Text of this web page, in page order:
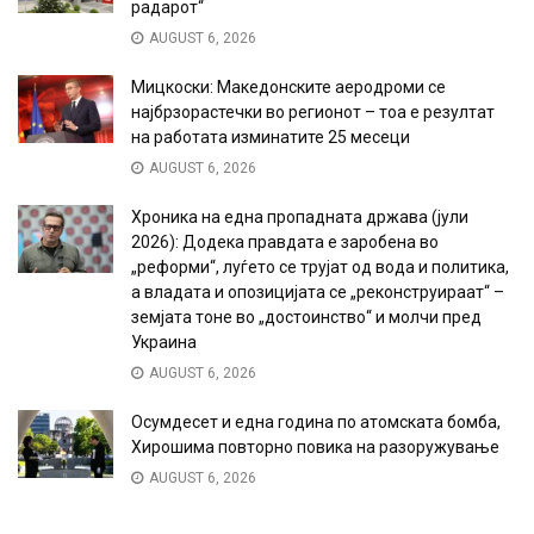
радарот“
AUGUST 6, 2026
Мицкоски: Македонските аеродроми се
најбрзорастечки во регионот – тоа е резултат
на работата изминатите 25 месеци
AUGUST 6, 2026
Хроника на една пропадната држава (јули
2026): Додека правдата е заробена во
„реформи“, луѓето се трујат од вода и политика,
а владата и опозицијата се „реконструираат“ –
земјата тоне во „достоинство“ и молчи пред
Украина
AUGUST 6, 2026
Осумдесет и една година по атомската бомба,
Хирошима повторно повика на разоружување
AUGUST 6, 2026